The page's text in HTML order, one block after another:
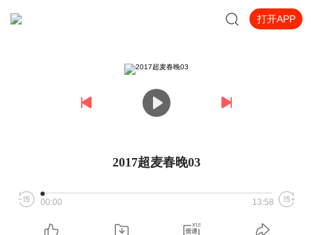
打开APP
2017超麦春晚03
00:00 13:58